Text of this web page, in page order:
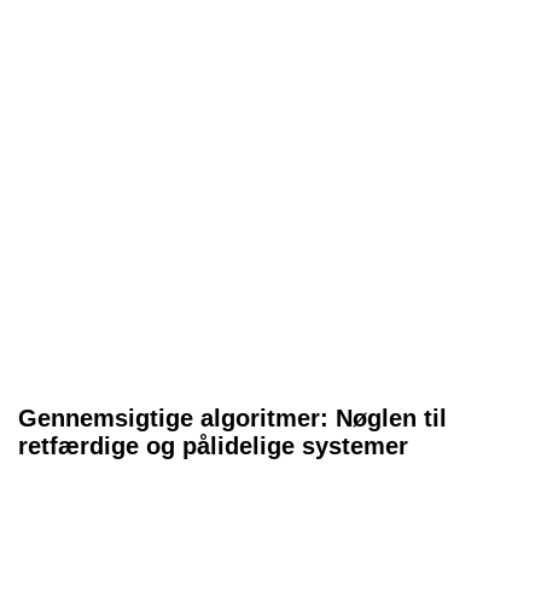
Gennemsigtige algoritmer: Nøglen til
retfærdige og pålidelige systemer